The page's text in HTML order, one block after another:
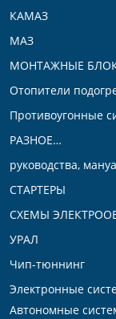
КАМАЗ
МАЗ
МОНТАЖНЫЕ
Отопители
Противоугонные
РАЗНОЕ…
руководства,
СТАРТЕРЫ
СХЕМЫ
УРАЛ
Чип-тюннинг
Электронные
Автономные